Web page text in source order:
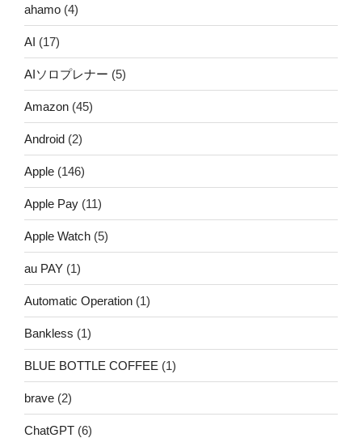
ahamo (4)
AI (17)
AIソロプレナー (5)
Amazon (45)
Android (2)
Apple (146)
Apple Pay (11)
Apple Watch (5)
au PAY (1)
Automatic Operation (1)
Bankless (1)
BLUE BOTTLE COFFEE (1)
brave (2)
ChatGPT (6)